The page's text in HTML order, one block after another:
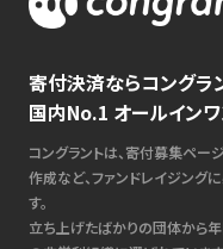
寄付決済ならコングラ
国内No.1 オールイン
コングラントは、寄付募集ペー
作成など、ファンドレイジング
す。
立ち上げたばかりの団体から